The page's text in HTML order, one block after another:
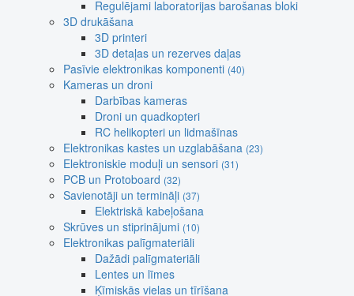
Regulējami laboratorijas barošanas bloki
3D drukāšana
3D printeri
3D detaļas un rezerves daļas
Pasīvie elektronikas komponenti (40)
Kameras un droni
Darbības kameras
Droni un quadkopteri
RC helikopteri un lidmašīnas
Elektronikas kastes un uzglabāšana (23)
Elektroniskie moduļi un sensori (31)
PCB un Protoboard (32)
Savienotāji un termināļi (37)
Elektriskā kabeļošana
Skrūves un stiprinājumi (10)
Elektronikas palīgmateriāli
Dažādi palīgmateriāli
Lentes un līmes
Ķīmiskās vielas un tīrīšana